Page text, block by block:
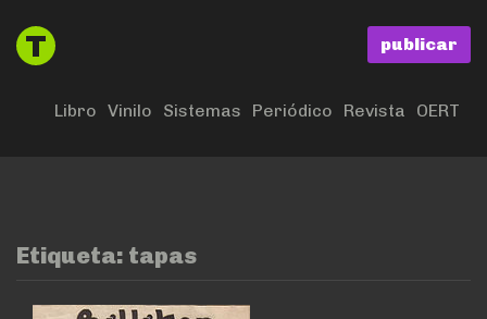
publicar
Libro Vinilo Sistemas Periódico Revista OERT
Etiqueta: tapas